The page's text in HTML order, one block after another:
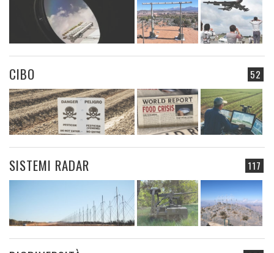
52
CIBO
117
SISTEMI RADAR